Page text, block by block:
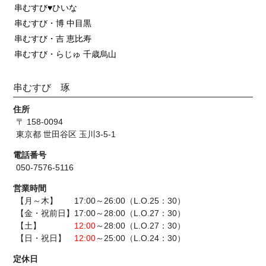
串むすび♥ひいな
串むすび・博 中目黒
串むすび・吉 恵比寿
串むすび・らじゅ 千歳烏山
串むすび 琢
住所
〒 158-0094
東京都 世田谷区 玉川3-5-1
電話番号
050-7576-5116
営業時間
【月～木】 17:00～26:00（L.O.25：30）
【金・祝前日】17:00～28:00（L.O.27：30）
【土】 12:00～28:00（L.O.27：30）
【日・祝日】 12:00～25:00（L.O.24：30）
定休日